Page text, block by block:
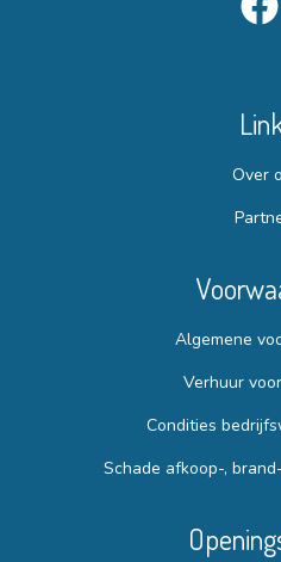
Over
Algemene
Verhuur
Condities
Schade afkoop-,